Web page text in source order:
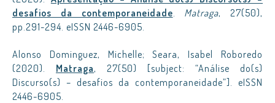
desafios da contemporaneidade. Matraga, 27(50),
pp.291-294. eISSN 2446-6905.
Alonso Dominguez, Michelle; Seara, Isabel Roboredo
(2020). Matraga, 27(50) [subject: “Análise do(s)
Discurso(s) – desafios da contemporaneidade”]. eISSN
2446-6905.